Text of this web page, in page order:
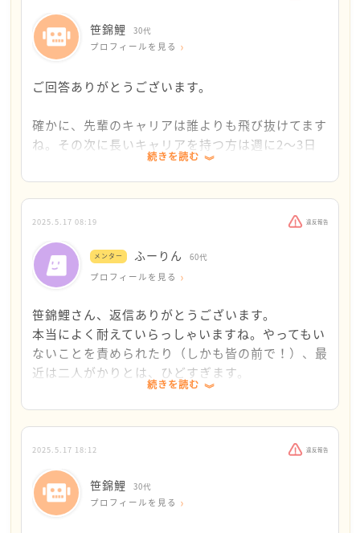
が、数年前の話は無効でしょうか？私にとっては今
でもフラッシュバックする内容なんですが…。
あと、呼吸法については試したことがないので調べ
なります。又院長や上司の上司は見て見ぬふり、微妙
な問題に介入するのが面倒なのでしょうか。同僚の方
しょうかね。
感が先輩にとってやり込めがいがあるというか、より
優越感に浸れるからなのではないかな、と思いまし
突破口はなんでしょうかね。
頭を下げ続ける必要はないと思いますし、勤務時間中
の呼び出しにも「今勤務時間中なのであとにしていた
だけますか？」と断っていいでしょう。しつこく言って
くるときは「場をはなれていいか、上司に確認しま
す」と言って上司のところに行くとか・・・
緒にいるようにしましょう。休憩中など、二人で話し
たいと言われたときは、「今ここでお願いします」な
ど、前のメンターさんがおっしゃっていることとかぶ
りますが、一対一をさけて、毅然と冷静に対応するの
が、いいと思います。そんなに的外れな指摘でもない
な、と思ったときは、「ご指摘（ご指導）ありがとう
ございます。大変申し訳ありませんでした。」と一回
頭を下げるだけでいいし、睨んできたり繰り返してき
たときは「ほかに何かございますか？ないようでした
ら、失礼します」と出ていく。
他人を変えることは難しいです。先輩の方もすぐには
笹錦鯉 30代
プロフィールを見る
ご回答ありがとうございます。
確かに、先輩のキャリアは誰よりも飛び抜けてます
ね。その次に長いキャリアを持つ方は週に2〜3日
のみ出勤で、共に仕事をする機会がたまにあるかな
いかです。先輩ともシフトが被る日は週に1~2回程
です。
すみません、吐き出していいという言葉に甘えても
いいでしょうか…
が長い上記の先輩(以下、準お局先輩)の2人がかり
で、私の態度について叱責されました。お局先輩1
人から言われた後に同じ内容を2人がかりで。
2人からって事は本当に私の態度が悪いんだ、と謝
罪しました。でも2人は私の態度について、こうい
う所が悪くて、とか。よくないですよね、とか。話
ん、と繰り返して。このやり取りも大体30分くら
い続いて。シフトの切り替え時間帯で、2人は仕事
終わりであとは上がるだけ、私はこれから仕事…と
いうか診療が始まってるという時間でした。
続きを読む
2025.5.17 08:19 違反報告
メンター ふーりん 60代
プロフィールを見る
笹錦鯉さん、返信ありがとうございます。
本当によく耐えていらっしゃいますね。やってもい
ないことを責められたり（しかも皆の前で！）、最
近は二人がかりとは、ひどすぎます。
とりあえず今はメモでいいのでメモを作ることをし
てみましょう。話を切り上げて部屋を出る、という
のは無理せずできるタイミングで、でいいですよ。
笹錦鯉さんもお気づきのように、文章にしたり、言
葉にして外に出してみると今までもやもやとしてい
たものがはっきりしてきます。上司に言うにして
も、他の相談機関に言うにしても、強調すべきポイ
続きを読む
2025.5.17 18:12 違反報告
笹錦鯉 30代
プロフィールを見る